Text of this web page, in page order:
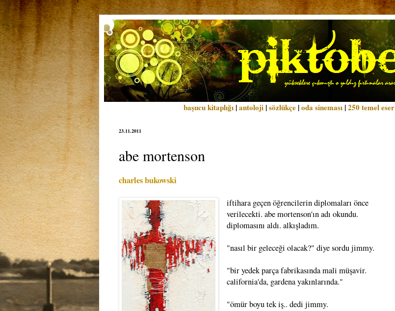
başucu kitaplığı |antoloji |sözlükçe |oda sineması |250 temel eser
23.11.2011
abe mortenson
charles bukowski
iftihara geçen öğrencilerin diplomaları önce
verilecekti. abe mortenson'ın adı okundu.
diplomasını aldı. alkışladım.
"nasıl bir geleceği olacak?" diye sordu jimmy.
"bir yedek parça fabrikasında mali müşavir.
california'da, gardena yakınlarında."
"ömür boyu tek iş.. dedi jimmy.